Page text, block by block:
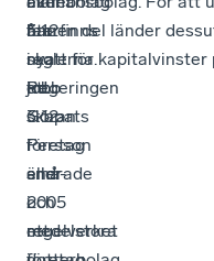
fem
nya
jobb
skapats
i
små-
och
medelstora
3:12-
reglerna.
Regeringen
Göran
Persson
ändrade
2005
regelverket
återfinns
i
ett
3:12-
företag
eller
i
ett
har en del länder
skatt för kapitalvinster
tid.